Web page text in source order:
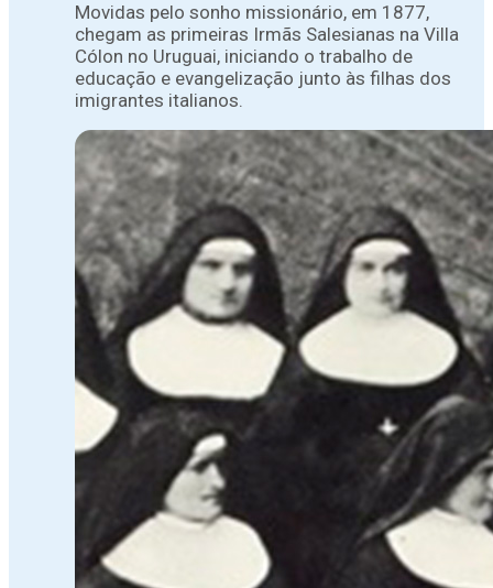
Movidas pelo sonho missionário, em 1877,
chegam as primeiras Irmãs Salesianas na Villa
Cólon no Uruguai, iniciando o trabalho de
educação e evangelização junto às filhas dos
imigrantes italianos.